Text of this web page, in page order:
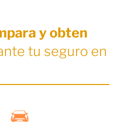
y obten
tu seguro en